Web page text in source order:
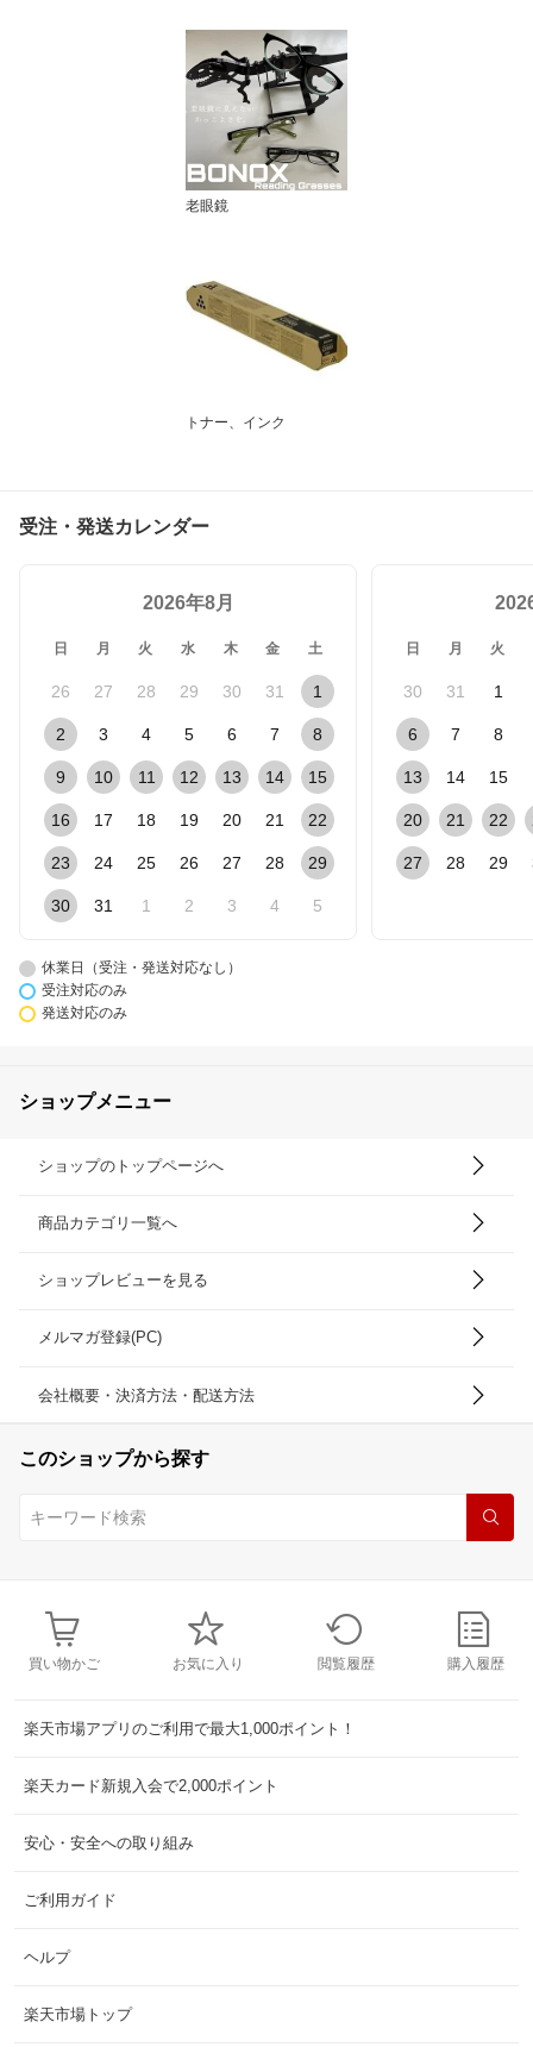
老眼鏡
トナー、インク
受注・発送カレンダー
2026年8月
日 月 火 水 木 金 土
26 27 28 29 30 31 1
2 3 4 5 6 7 8
9 10 11 12 13 14 15
16 17 18 19 20 21 22
23 24 25 26 27 28 29
30 31 1 2 3 4 5
日 月 火
30 31 1
6 7 8
13 14 15
20 21 22
27 28 29
休業日（受注・発送対応なし）
受注対応のみ
発送対応のみ
ショップメニュー
ショップのトップページへ
商品カテゴリ一覧へ
ショップレビューを見る
メルマガ登録(PC)
会社概要・決済方法・配送方法
このショップから探す
買い物かご お気に入り 閲覧履歴 購入履歴
楽天市場アプリのご利用で最大1,000ポイント！
楽天カード新規入会で2,000ポイント
安心・安全への取り組み
ご利用ガイド
ヘルプ
楽天市場トップ